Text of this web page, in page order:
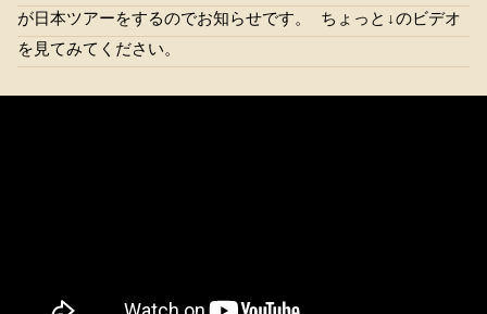
が日本ツアーをするのでお知らせです。 ちょっと↓のビデオ
を見てみてください。